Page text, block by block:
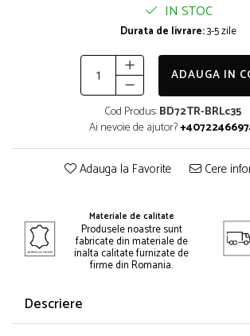
IN STOC
Durata de livrare:3-5 zile
ADAUGA IN
Cod Produs:BD72TR-BRLc35
Ai nevoie de ajutor?
Adauga la Favorite Cere
Materiale de calitate
Produsele noastre sunt
fabricate din materiale de
inalta calitate furnizate de
firme din Romania.
Descriere